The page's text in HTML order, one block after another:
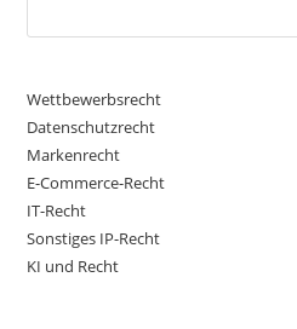
Wettbewerbsrecht
Datenschutzrecht
Markenrecht
E-Commerce-Recht
IT-Recht
Sonstiges IP-Recht
KI und Recht